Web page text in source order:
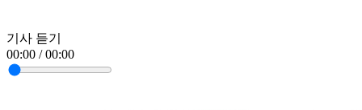
기사 듣기
00:00 / 00:00